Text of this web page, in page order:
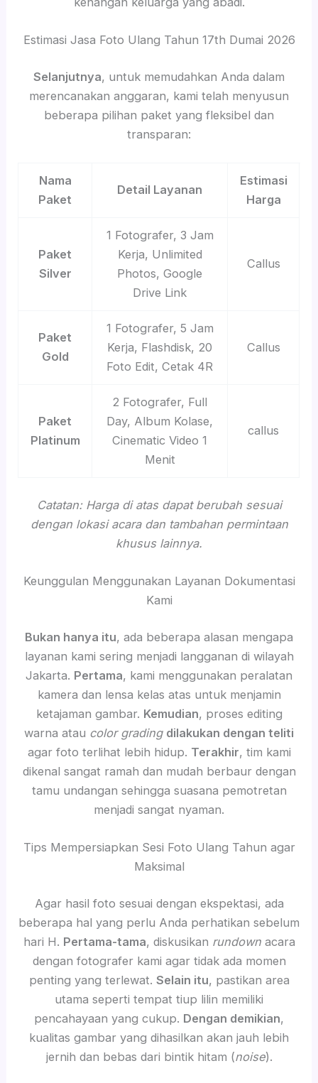
Estimasi Jasa Foto Ulang Tahun 17th Dumai 2026
Selanjutnya, untuk memudahkan Anda dalam
merencanakan anggaran, kami telah menyusun
beberapa pilihan paket yang fleksibel dan
transparan:
Nama
Paket
Detail Layanan
Estimasi
Harga
Paket
Silver
1 Fotografer, 3 Jam
Kerja, Unlimited
Photos, Google
Drive Link
Callus
Paket
Gold
1 Fotografer, 5 Jam
Kerja, Flashdisk, 20
Foto Edit, Cetak 4R
Callus
Paket
Platinum
2 Fotografer, Full
Day, Album Kolase,
Cinematic Video 1
Menit
callus
Catatan: Harga di atas dapat berubah sesuai
dengan lokasi acara dan tambahan permintaan
khusus lainnya.
Keunggulan Menggunakan Layanan Dokumentasi
Kami
Bukan hanya itu, ada beberapa alasan mengapa
layanan kami sering menjadi langganan di wilayah
Jakarta. Pertama, kami menggunakan peralatan
kamera dan lensa kelas atas untuk menjamin
ketajaman gambar. Kemudian, proses editing
warna atau color grading dilakukan dengan teliti
agar foto terlihat lebih hidup. Terakhir, tim kami
dikenal sangat ramah dan mudah berbaur dengan
tamu undangan sehingga suasana pemotretan
menjadi sangat nyaman.
Tips Mempersiapkan Sesi Foto Ulang Tahun agar
Maksimal
Agar hasil foto sesuai dengan ekspektasi, ada
beberapa hal yang perlu Anda perhatikan sebelum
hari H. Pertama-tama, diskusikan rundownacara
dengan fotografer kami agar tidak ada momen
penting yang terlewat. Selain itu, pastikan area
utama seperti tempat tiup lilin memiliki
pencahayaan yang cukup. Dengan demikian,
kualitas gambar yang dihasilkan akan jauh lebih
jernih dan bebas dari bintik hitam (noise).